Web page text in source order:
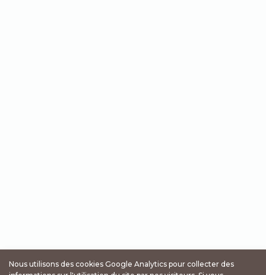
Nous utilisons des cookies Google Analytics pour collecter des